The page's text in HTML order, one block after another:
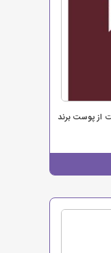
از پوست برند